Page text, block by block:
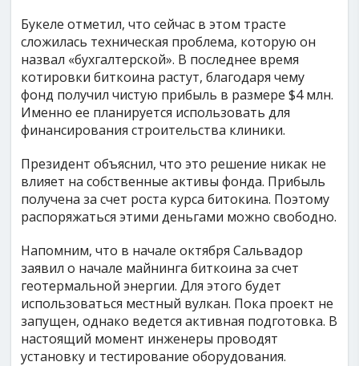
Букеле отметил, что сейчас в этом трасте
сложилась техническая проблема, которую он
назвал «бухгалтерской». В последнее время
котировки биткоина растут, благодаря чему
фонд получил чистую прибыль в размере $4 млн.
Именно ее планируется использовать для
финансирования строительства клиники.
Президент объяснил, что это решение никак не
влияет на собственные активы фонда. Прибыль
получена за счет роста курса битокина. Поэтому
распоряжаться этими деньгами можно свободно.
Напомним, что в начале октября Сальвадор
заявил о начале майнинга биткоина за счет
геотермальной энергии. Для этого будет
использоваться местный вулкан. Пока проект не
запущен, однако ведется активная подготовка. В
настоящий момент инженеры проводят
установку и тестирование оборудования.